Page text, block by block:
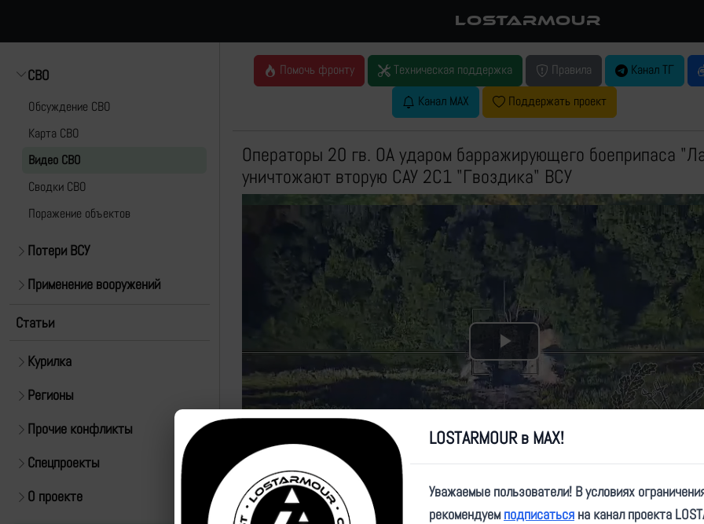
LOSTARMOUR
СВО
Обсуждение СВО
Карта СВО
Видео СВО
Cводки СВО
Поражение объектов
Потери ВСУ
Применение вооружений
Статьи
Курилка
Регионы
Прочие конфликты
Спецпроекты
О проекте
Помочь фронту Техническая поддержка Правила Канал ТГ
Канал MAX
Поддержать проект
Операторы 20 гв. ОА ударом барражирующего боеприпаса
уничтожают вторую САУ 2С1 "Гвоздика" ВСУ
Play
Video
Источник: https://t.me/peromishpagoihd/22
LOSTARMOUR в MAX!
Уважаемые пользователи! В условиях
рекомендуем подписаться на канал проекта